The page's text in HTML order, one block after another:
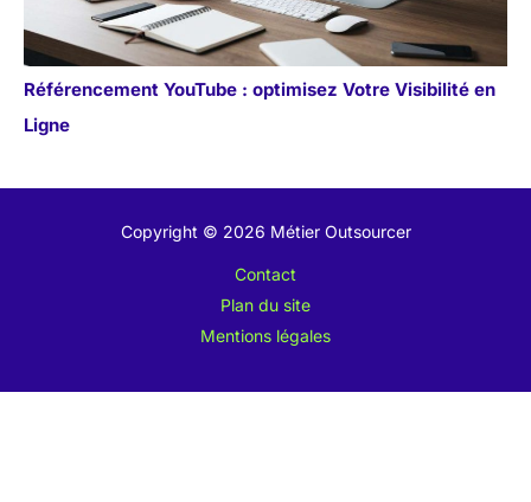
Référencement YouTube : optimisez Votre Visibilité en
Ligne
Copyright © 2026 Métier Outsourcer
Contact
Plan du site
Mentions légales